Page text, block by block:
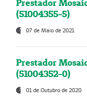
Prestador
(51004355-5)
07 de Maio de 2021
Prestador
(51004352-0)
01 de Outubro de 2020